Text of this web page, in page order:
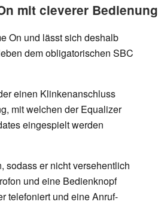
mit cleverer Bedienung
On und lässt sich deshalb
dem obligatorischen SBC
einen Klinkenanschluss
mit welchen der Equalizer
eingespielt werden
sodass er nicht versehentlich
und eine Bedienknopf
telefoniert und eine Anruf-